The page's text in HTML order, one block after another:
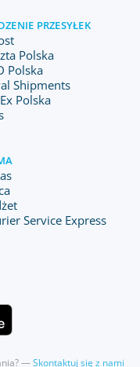
PRZESYŁEK
Polska
Polska
Shipments
Polska
Service Express
—Skontaktuj się z nami